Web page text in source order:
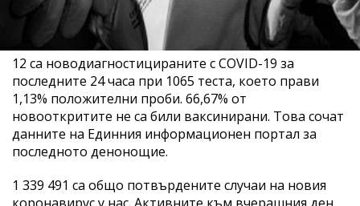
12 са новодиагностицираните с COVID-19 за
последните 24 часа при 1065 теста, което прави
1,13% положителни проби. 66,67% от
новооткритите не са били ваксинирани. Това сочат
данните на Единния информационен портал за
последното денонощие.
1 339 491 са общо потвърдените случаи на новия